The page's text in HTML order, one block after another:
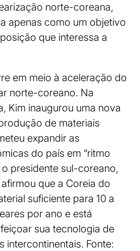
norte-coreana,
apenas como um objetivo
que interessa a
em meio à aceleração do
norte-coreano. Na
Kim inaugurou uma nova
de materiais
expandir as
do país em “ritmo
o presidente sul-coreano,
que a Coreia do
suficiente para 10 a
por ano e está
sua tecnologia de
intercontinentais. Fonte: